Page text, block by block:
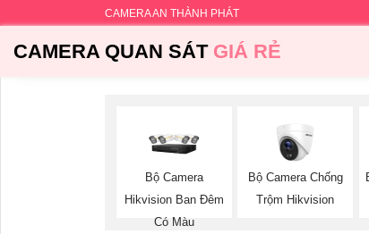
CAMERA AN THÀNH PHÁT
CAMERA QUAN SÁTGIÁ RẺ
Bộ Camera
Hikvision Ban Đêm
Có Màu
Bộ Camera Chống
Trộm Hikvision